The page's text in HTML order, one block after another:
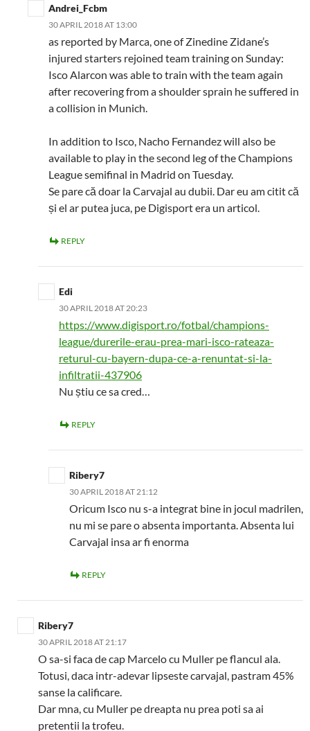
Andrei_Fcbm
30 APRIL 2018 AT 13:00
as reported by Marca, one of Zinedine Zidane’s
injured starters rejoined team training on Sunday:
Isco Alarcon was able to train with the team again
after recovering from a shoulder sprain he suffered in
a collision in Munich.
In addition to Isco, Nacho Fernandez will also be
available to play in the second leg of the Champions
League semifinal in Madrid on Tuesday.
Se pare că doar la Carvajal au dubii. Dar eu am citit că
și el ar putea juca, pe Digisport era un articol.
REPLY
Edi
30 APRIL 2018 AT 20:23
https://www.digisport.ro/fotbal/champions-
league/durerile-erau-prea-mari-isco-rateaza-
returul-cu-bayern-dupa-ce-a-renuntat-si-la-
infiltratii-437906
Nu știu ce sa cred…
REPLY
Ribery7
30 APRIL 2018 AT 21:12
Oricum Isco nu s-a integrat bine in jocul madrilen,
nu mi se pare o absenta importanta. Absenta lui
Carvajal insa ar fi enorma
REPLY
Ribery7
30 APRIL 2018 AT 21:17
O sa-si faca de cap Marcelo cu Muller pe flancul ala.
Totusi, daca intr-adevar lipseste carvajal, pastram 45%
sanse la calificare.
Dar mna, cu Muller pe dreapta nu prea poti sa ai
pretentii la trofeu.